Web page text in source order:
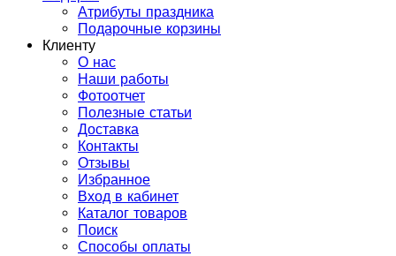
Атрибуты праздника
Подарочные корзины
Клиенту
О нас
Наши работы
Фотоотчет
Полезные статьи
Доставка
Контакты
Отзывы
Избранное
Вход в кабинет
Каталог товаров
Поиск
Способы оплаты